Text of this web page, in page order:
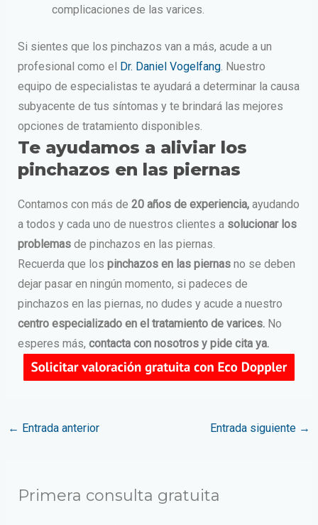
complicaciones de las varices.
Si sientes que los pinchazos van a más, acude a un
profesional como el Dr. Daniel Vogelfang. Nuestro
equipo de especialistas te ayudará a determinar la causa
subyacente de tus síntomas y te brindará las mejores
opciones de tratamiento disponibles.
Te ayudamos a aliviar los
pinchazos en las piernas
Contamos con más de 20 años de experiencia,ayudando
a todos y cada uno de nuestros clientes a solucionar los
problemasde pinchazos en las piernas.
Recuerda que los pinchazos en las piernasno se deben
dejar pasar en ningún momento, si padeces de
pinchazos en las piernas, no dudes y acude a nuestro
centro especializado en el tratamiento de varices.No
esperes más, contacta con nosotros y pide cita ya.
← Entrada anterior Entrada siguiente →
Primera consulta gratuita